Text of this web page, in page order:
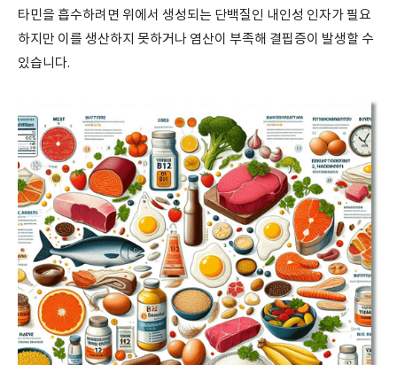
타민을 흡수하려면 위에서 생성되는 단백질인 내인성 인자가 필요
하지만 이를 생산하지 못하거나 염산이 부족해 결핍증이 발생할 수
있습니다.